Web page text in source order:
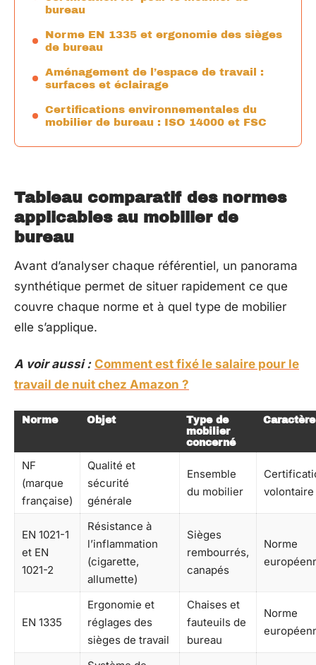
bureau
Norme EN 1335 et ergonomie des sièges
de bureau
Aménagement de l’espace de travail :
surfaces et éclairage
Certifications environnementales du
mobilier de bureau : ISO 14000 et FSC
Tableau comparatif des normes
applicables au mobilier de
bureau
Avant d’analyser chaque référentiel, un panorama
synthétique permet de situer rapidement ce que
couvre chaque norme et à quel type de mobilier
elle s’applique.
A voir aussi : Comment est fixé le salaire pour le
travail de nuit chez Amazon ?
Norme Objet
Type de
mobilier
concerné
Caractère
NF
(marque
française)
Qualité et
sécurité
générale
Ensemble
du mobilier
volontaire
EN 1021-1
et EN
1021-2
Résistance à
l’inflammation
(cigarette,
allumette)
Sièges
rembourrés,
canapés
Norme
EN 1335
Ergonomie et
réglages des
sièges de travail
Chaises et
fauteuils de
bureau
Norme